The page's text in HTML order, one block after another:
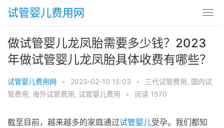
试管婴儿费用网
做试管婴儿龙凤胎需要多少钱？2023
年做试管婴儿龙凤胎具体收费有哪些？
试管婴儿费用网 • 2023-02-10 15:03 • 三代试管费用, 国内试
管费用, 海外试管费用, 试管婴儿费用 • 阅读 1570
截至目前，越来越多的家庭通过试管婴儿受孕。我们都知